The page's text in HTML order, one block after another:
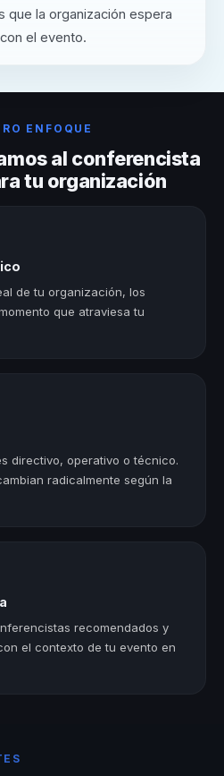
que la organización espera
el evento.
ENFOQUE
al conferencista
tu organización
de tu organización, los
que atraviesa tu
directivo, operativo o técnico.
radicalmente según la
recomendados y
el contexto de tu evento en